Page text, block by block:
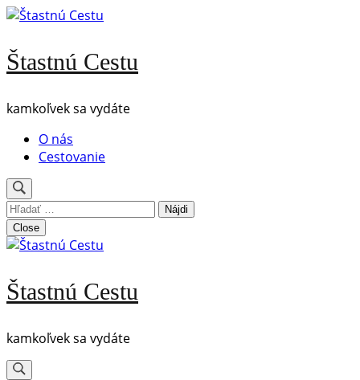
Skip
content
(Press
Štastnú Cestu
kamkoľvek sa vydáte
O nás
Cestovanie
Hľadať:
Close
Štastnú Cestu
kamkoľvek sa vydáte